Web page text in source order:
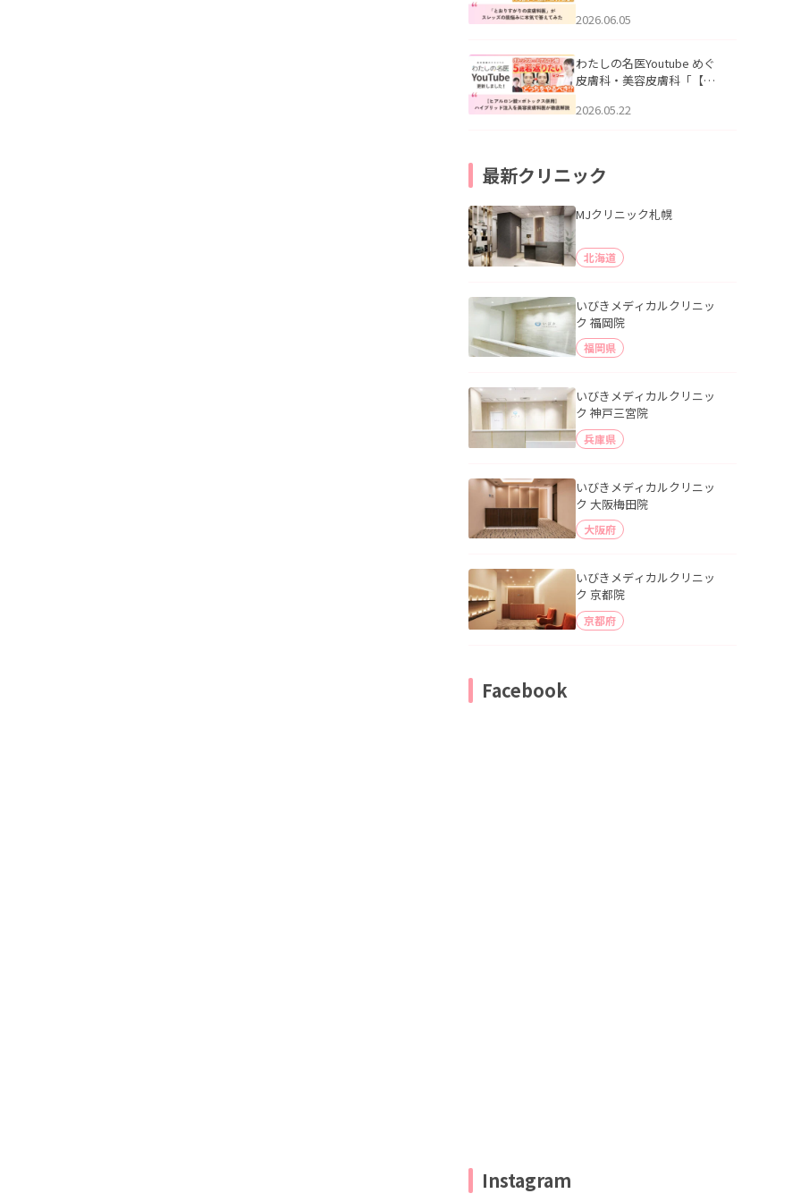
ッズの肌悩みに本気で答え
た。
2026.06.05
わたしの名医Youtube めぐ
皮膚科・美容皮膚科「【ヒ
用】ハイブリッド注入を美
2026.05.22
最新クリニック
MJクリニック札幌
北海道
いびきメディカルクリニッ
ク 福岡院
福岡県
いびきメディカルクリニッ
ク 神戸三宮院
兵庫県
いびきメディカルクリニッ
ク 大阪梅田院
大阪府
いびきメディカルクリニッ
ク 京都院
京都府
Facebook
Instagram